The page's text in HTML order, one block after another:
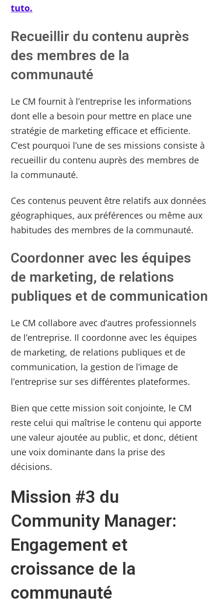
tuto.
Recueillir du contenu auprès
des membres de la
communauté
Le CM fournit à l’entreprise les informations
dont elle a besoin pour mettre en place une
stratégie de marketing efficace et efficiente.
C’est pourquoi l’une de ses missions consiste à
recueillir du contenu auprès des membres de
la communauté.
Ces contenus peuvent être relatifs aux données
géographiques, aux préférences ou même aux
habitudes des membres de la communauté.
Coordonner avec les équipes
de marketing, de relations
publiques et de communication
Le CM collabore avec d’autres professionnels
de l’entreprise. Il coordonne avec les équipes
de marketing, de relations publiques et de
communication, la gestion de l’image de
l’entreprise sur ses différentes plateformes.
Bien que cette mission soit conjointe, le CM
reste celui qui maîtrise le contenu qui apporte
une valeur ajoutée au public, et donc, détient
une voix dominante dans la prise des
décisions.
Mission #3 du
Community Manager:
Engagement et
croissance de la
communauté